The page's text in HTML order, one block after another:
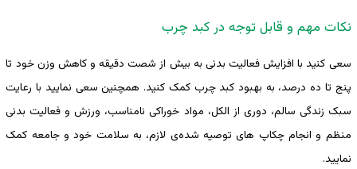
نکات مهم و قابل توجه در کبد چرب
سعی کنید با افزایش فعالیت بدنی به بیش ‌از شصت دقیقه و کاهش وزن خود تا
پنج تا ده ‌درصد، به بهبود کبد چرب کمک کنید. همچنین سعی نمایید با رعایت
سبک زندگی سالم، دوری از الکل، مواد خوراکی نامناسب، ورزش و فعالیت بدنی
منظم و انجام چکاپ های توصیه شده‌ی لازم، به سلامت خود و جامعه کمک
نمایید.